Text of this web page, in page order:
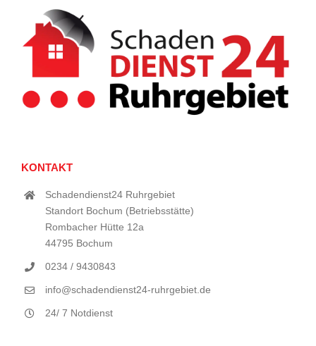
KONTAKT
Schadendienst24 Ruhrgebiet
Standort Bochum (Betriebsstätte)
Rombacher Hütte 12a
44795 Bochum
0234 / 9430843
info@schadendienst24-ruhrgebiet.de
24/ 7 Notdienst